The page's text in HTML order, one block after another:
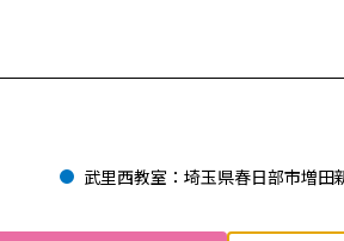
武里西教室：埼玉県春日部市増田